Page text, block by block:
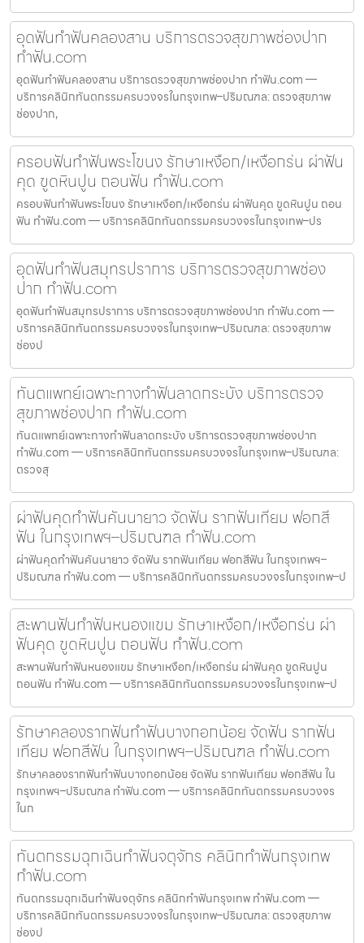
อุดฟันทำฟันคลองสาน บริการตรวจสุขภาพช่องปาก
ทำฟัน.com
อุดฟันทำฟันคลองสาน บริการตรวจสุขภาพช่องปาก ทำฟัน.com —
บริการคลินิกทันตกรรมครบวงจรในกรุงเทพ–ปริมณฑล: ตรวจสุขภาพ
ช่องปาก,
ครอบฟันทำฟันพระโขนง รักษาเหงือก/เหงือกร่น ผ่าฟัน
คุด ขูดหินปูน ถอนฟัน ทำฟัน.com
ครอบฟันทำฟันพระโขนง รักษาเหงือก/เหงือกร่น ผ่าฟันคุด ขูดหินปูน ถอน
ฟัน ทำฟัน.com — บริการคลินิกทันตกรรมครบวงจรในกรุงเทพ–ปร
อุดฟันทำฟันสมุทรปราการ บริการตรวจสุขภาพช่อง
ปาก ทำฟัน.com
อุดฟันทำฟันสมุทรปราการ บริการตรวจสุขภาพช่องปาก ทำฟัน.com —
บริการคลินิกทันตกรรมครบวงจรในกรุงเทพ–ปริมณฑล: ตรวจสุขภาพ
ช่องป
ทันตแพทย์เฉพาะทางทำฟันลาดกระบัง บริการตรวจ
สุขภาพช่องปาก ทำฟัน.com
ทันตแพทย์เฉพาะทางทำฟันลาดกระบัง บริการตรวจสุขภาพช่องปาก
ทำฟัน.com — บริการคลินิกทันตกรรมครบวงจรในกรุงเทพ–ปริมณฑล:
ตรวจสุ
ผ่าฟันคุดทำฟันคันนายาว จัดฟัน รากฟันเทียม ฟอกสี
ฟัน ในกรุงเทพฯ–ปริมณฑล ทำฟัน.com
ผ่าฟันคุดทำฟันคันนายาว จัดฟัน รากฟันเทียม ฟอกสีฟัน ในกรุงเทพฯ–
ปริมณฑล ทำฟัน.com — บริการคลินิกทันตกรรมครบวงจรในกรุงเทพ–ป
สะพานฟันทำฟันหนองแขม รักษาเหงือก/เหงือกร่น ผ่า
ฟันคุด ขูดหินปูน ถอนฟัน ทำฟัน.com
สะพานฟันทำฟันหนองแขม รักษาเหงือก/เหงือกร่น ผ่าฟันคุด ขูดหินปูน
ถอนฟัน ทำฟัน.com — บริการคลินิกทันตกรรมครบวงจรในกรุงเทพ–ป
รักษาคลองรากฟันทำฟันบางกอกน้อย จัดฟัน รากฟัน
เทียม ฟอกสีฟัน ในกรุงเทพฯ–ปริมณฑล ทำฟัน.com
รักษาคลองรากฟันทำฟันบางกอกน้อย จัดฟัน รากฟันเทียม ฟอกสีฟัน ใน
กรุงเทพฯ–ปริมณฑล ทำฟัน.com — บริการคลินิกทันตกรรมครบวงจร
ในก
ทันตกรรมฉุกเฉินทำฟันจตุจักร คลินิกทำฟันกรุงเทพ
ทำฟัน.com
ทันตกรรมฉุกเฉินทำฟันจตุจักร คลินิกทำฟันกรุงเทพ ทำฟัน.com —
บริการคลินิกทันตกรรมครบวงจรในกรุงเทพ–ปริมณฑล: ตรวจสุขภาพ
ช่องป